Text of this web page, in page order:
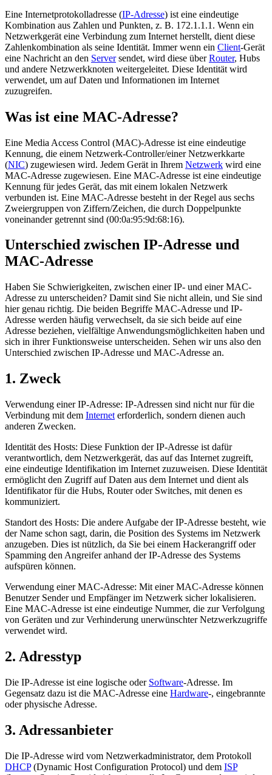
Eine Internetprotokolladresse (IP-Adresse) ist eine eindeutige
Kombination aus Zahlen und Punkten, z. B. 172.1.1.1. Wenn ein
Netzwerkgerät eine Verbindung zum Internet herstellt, dient diese
Zahlenkombination als seine Identität. Immer wenn ein Client-Gerät
eine Nachricht an den Serversendet, wird diese überRouter, Hubs
und andere Netzwerkknoten weitergeleitet. Diese Identität wird
verwendet, um auf Daten und Informationen im Internet
zuzugreifen.
Was ist eine MAC-Adresse?
Eine Media Access Control (MAC)-Adresse ist eine eindeutige
Kennung, die einem Netzwerk-Controller/einer Netzwerkkarte
(NIC) zugewiesen wird. Jedem Gerät in Ihrem Netzwerk wird eine
MAC-Adresse zugewiesen. Eine MAC-Adresse ist eine eindeutige
Kennung für jedes Gerät, das mit einem lokalen Netzwerk
verbunden ist. Eine MAC-Adresse besteht in der Regel aus sechs
Zweiergruppen von Ziffern/Zeichen, die durch Doppelpunkte
voneinander getrennt sind (00:0a:95:9d:68:16).
Unterschied zwischen IP-Adresse und
MAC-Adresse
Haben Sie Schwierigkeiten, zwischen einer IP- und einer MAC-
Adresse zu unterscheiden? Damit sind Sie nicht allein, und Sie sind
hier genau richtig. Die beiden Begriffe MAC-Adresse und IP-
Adresse werden häufig verwechselt, da sie sich beide auf eine
Adresse beziehen, vielfältige Anwendungsmöglichkeiten haben und
sich in ihrer Funktionsweise unterscheiden. Sehen wir uns also den
Unterschied zwischen IP-Adresse und MAC-Adresse an.
1. Zweck
Verwendung einer IP-Adresse: IP-Adressen sind nicht nur für die
Verbindung mit dem Internet erforderlich, sondern dienen auch
anderen Zwecken.
Identität des Hosts: Diese Funktion der IP-Adresse ist dafür
verantwortlich, dem Netzwerkgerät, das auf das Internet zugreift,
eine eindeutige Identifikation im Internet zuzuweisen. Diese Identität
ermöglicht den Zugriff auf Daten aus dem Internet und dient als
Identifikator für die Hubs, Router oder Switches, mit denen es
kommuniziert.
Standort des Hosts: Die andere Aufgabe der IP-Adresse besteht, wie
der Name schon sagt, darin, die Position des Systems im Netzwerk
anzugeben. Dies ist nützlich, da Sie bei einem Hackerangriff oder
Spamming den Angreifer anhand der IP-Adresse des Systems
aufspüren können.
Verwendung einer MAC-Adresse: Mit einer MAC-Adresse können
Benutzer Sender und Empfänger im Netzwerk sicher lokalisieren.
Eine MAC-Adresse ist eine eindeutige Nummer, die zur Verfolgung
von Geräten und zur Verhinderung unerwünschter Netzwerkzugriffe
verwendet wird.
2. Adresstyp
Die IP-Adresse ist eine logische oder Software-Adresse. Im
Gegensatz dazu ist die MAC-Adresse eine Hardware-, eingebrannte
oder physische Adresse.
3. Adressanbieter
Die IP-Adresse wird vom Netzwerkadministrator, dem Protokoll
DHCP(Dynamic Host Configuration Protocol) und dem ISP